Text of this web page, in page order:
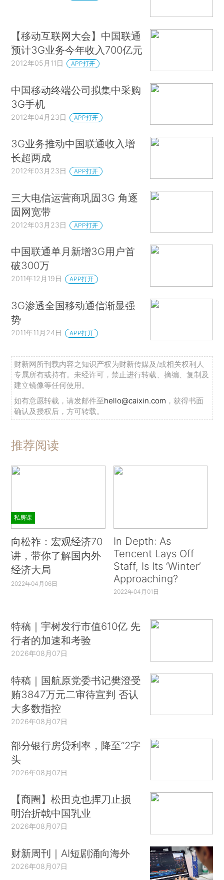
【移动互联网大会】中国联通
预计3G业务今年收入700亿元
2012年05月11日 APP打开
中国移动终端公司拟集中采购
3G手机
2012年04月23日 APP打开
3G业务推动中国联通收入增
长超两成
2012年03月23日 APP打开
三大电信运营商巩固3G 角逐
固网宽带
2012年03月23日 APP打开
中国联通单月新增3G用户首
破300万
2011年12月19日 APP打开
3G渗透全国移动通信渐显强
势
2011年11月24日 APP打开
财新网所刊载内容之知识产权为财新传媒及/或相关权利人
专属所有或持有。未经许可，禁止进行转载、摘编、复制及
建立镜像等任何使用。
如有意愿转载，请发邮件至hello@caixin.com ，获得书面
确认及授权后，方可转载。
推荐阅读
私房课
向松祚：宏观经济70
讲，带你了解国内外
经济大局
2022年04月06日
In Depth: As
Tencent Lays Off
Staff, Is Its ‘Winter’
Approaching?
2022年04月01日
特稿｜宇树发行市值610亿 先
行者的加速和考验
2026年08月07日
特稿｜国航原党委书记樊澄受
贿3847万元二审待宣判 否认
大多数指控
2026年08月07日
部分银行房贷利率，降至“2字
头
2026年08月07日
【商圈】松田克也挥刀止损
明治折戟中国乳业
2026年08月07日
财新周刊｜AI短剧涌向海外
2026年08月07日